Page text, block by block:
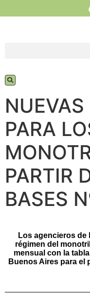
PARA
PARTIR
BASES
Los agencieros de
régimen del
mensual con la
Buenos Aires para el